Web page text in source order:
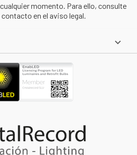
momento. Para ello, consulte
en el aviso legal.
